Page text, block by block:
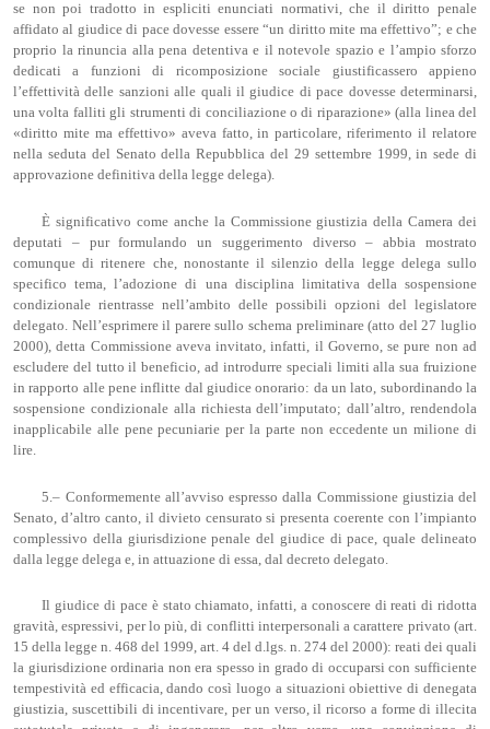
se non poi tradotto in espliciti enunciati normativi, che il diritto penale
affidato al giudice di pace dovesse essere “un diritto mite ma effettivo”; e che
proprio la rinuncia alla pena detentiva e il notevole spazio e l’ampio sforzo
dedicati a funzioni di ricomposizione sociale giustificassero appieno
l’effettività delle sanzioni alle quali il giudice di pace dovesse determinarsi,
una volta falliti gli strumenti di conciliazione o di riparazione» (alla linea del
«diritto mite ma effettivo» aveva fatto, in particolare, riferimento il relatore
nella seduta del Senato della Repubblica del 29 settembre 1999, in sede di
approvazione definitiva della legge delega).
È significativo come anche la Commissione giustizia della Camera dei
deputati – pur formulando un suggerimento diverso – abbia mostrato
comunque di ritenere che, nonostante il silenzio della legge delega sullo
specifico tema, l’adozione di una disciplina limitativa della sospensione
condizionale rientrasse nell’ambito delle possibili opzioni del legislatore
delegato. Nell’esprimere il parere sullo schema preliminare (atto del 27 luglio
2000), detta Commissione aveva invitato, infatti, il Governo, se pure non ad
escludere del tutto il beneficio, ad introdurre speciali limiti alla sua fruizione
in rapporto alle pene inflitte dal giudice onorario: da un lato, subordinando la
sospensione condizionale alla richiesta dell’imputato; dall’altro, rendendola
inapplicabile alle pene pecuniarie per la parte non eccedente un milione di
lire.
5.– Conformemente all’avviso espresso dalla Commissione giustizia del
Senato, d’altro canto, il divieto censurato si presenta coerente con l’impianto
complessivo della giurisdizione penale del giudice di pace, quale delineato
dalla legge delega e, in attuazione di essa, dal decreto delegato.
Il giudice di pace è stato chiamato, infatti, a conoscere di reati di ridotta
gravità, espressivi, per lo più, di conflitti interpersonali a carattere privato (art.
15 della legge n. 468 del 1999, art. 4 del d.lgs. n. 274 del 2000): reati dei quali
la giurisdizione ordinaria non era spesso in grado di occuparsi con sufficiente
tempestività ed efficacia, dando così luogo a situazioni obiettive di denegata
giustizia, suscettibili di incentivare, per un verso, il ricorso a forme di illecita